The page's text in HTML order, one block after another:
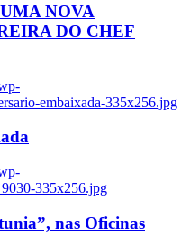
NOVA
DO CHEF
embaixada-335x256.jpg
335x256.jpg
nas Oficinas